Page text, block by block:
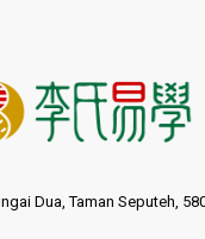
Dua, Taman Seputeh,